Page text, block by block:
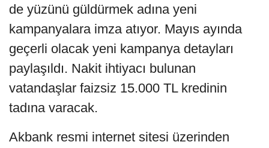
de yüzünü güldürmek adına yeni
kampanyalara imza atıyor. Mayıs ayında
geçerli olacak yeni kampanya detayları
paylaşıldı. Nakit ihtiyacı bulunan
vatandaşlar faizsiz 15.000 TL kredinin
tadına varacak.
Akbank resmi internet sitesi üzerinden